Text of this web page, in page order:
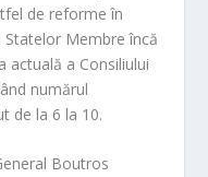
de reforme în
Statelor Membre încă
actuală a Consiliului
numărul
de la 6 la 10.
Boutros